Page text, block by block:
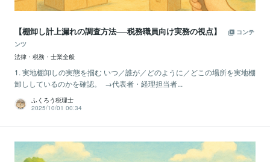
【棚卸し計上漏れの調査方法──税務職員向け実務の視点】
コンテ
ンツ
法律・税務・士業全般
1. 実地棚卸しの実態を掴む いつ／誰が／どのように／どこの場所を実地棚
卸ししているのかを確認。 →代表者・経理担当者...
ふくろう税理士
2025/10/01 00:34